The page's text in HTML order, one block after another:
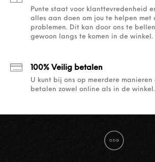
Punte staat voor klanttevredenheid
alles aan doen om jou te helpen met
problemen. Dit kan door ons te
gewoon langs te komen in de winkel.
100% Veilig betalen
U kunt bij ons op meerdere
betalen zowel online als in de winkel.